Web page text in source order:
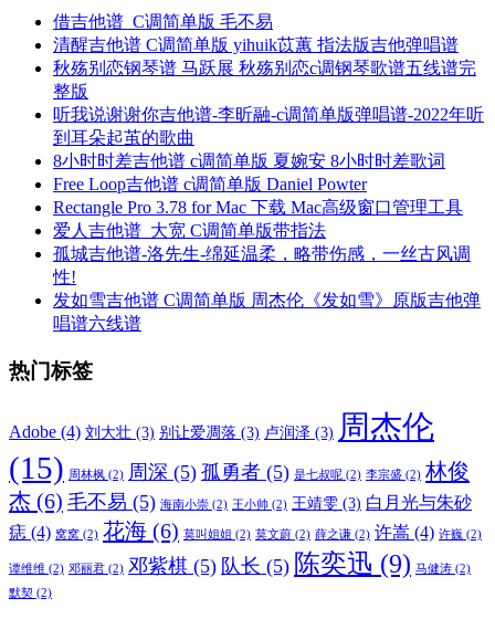
借吉他谱_C调简单版 毛不易
清醒吉他谱 C调简单版 yihuik苡蕙 指法版吉他弹唱谱
秋殇别恋钢琴谱 马跃展 秋殇别恋c调钢琴歌谱五线谱完
整版
听我说谢谢你吉他谱-李昕融-c调简单版弹唱谱-2022年听
到耳朵起茧的歌曲
8小时时差吉他谱 c调简单版 夏婉安 8小时时差歌词
Free Loop吉他谱 c调简单版 Daniel Powter
Rectangle Pro 3.78 for Mac 下载 Mac高级窗口管理工具
爱人吉他谱_大宽 C调简单版带指法
孤城吉他谱-洛先生-绵延温柔，略带伤感，一丝古风调
性!
发如雪吉他谱 C调简单版 周杰伦《发如雪》原版吉他弹
唱谱六线谱
热门标签
Adobe (4) 刘大壮 (3) 别让爱凋落 (3) 卢润泽 (3) 周杰伦
(15) 周林枫 (2) 周深 (5) 孤勇者 (5) 是七叔呢 (2) 李宗盛 (2) 林俊
杰 (6) 毛不易 (5) 海南小崇 (2) 王小帅 (2) 王靖雯 (3) 白月光与朱砂
痣 (4) 窝窝 (2) 花海 (6) 莫叫姐姐 (2) 莫文蔚 (2) 薛之谦 (2) 许嵩 (4) 许巍 (2)
谭维维 (2) 邓丽君 (2) 邓紫棋 (5) 队长 (5) 陈奕迅 (9) 马健涛 (2)
默契 (2)